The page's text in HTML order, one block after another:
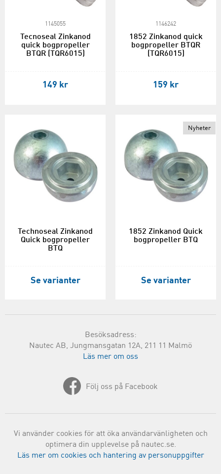
1145055
Tecnoseal Zinkanod
quick bogpropeller
BTQR (TQR6015)
149 kr
1146242
1852 Zinkanod quick
bogpropeller BTQR
(TQR6015)
159 kr
Technoseal Zinkanod
Quick bogpropeller
BTQ
Se varianter
Nyheter
1852 Zinkanod Quick
bogpropeller BTQ
Se varianter
Besöksadress:
Nautec AB, Jungmansgatan 12A, 211 11 Malmö
Läs mer om oss
Följ oss på Facebook
Vi använder cookies för att öka användarvänligheten och
optimera din upplevelse på nautec.se.
Läs mer om cookies och hantering av personuppgifter